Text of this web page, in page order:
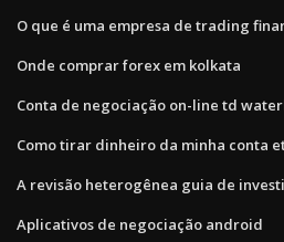
O que é uma empresa de trading
Onde comprar forex em kolkata
Conta de negociação on-line td
Como tirar dinheiro da minha conta
A revisão heterogênea guia de
Aplicativos de negociação android